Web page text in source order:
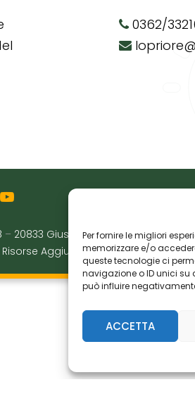
Per fornire le migliori
memorizzare e/o
queste tecnologie ci
navigazione o ID unici su
può influire
ACCETTA
0362/
– 20833 Giussano (MB) | P.I.
Risorse Aggiuntive